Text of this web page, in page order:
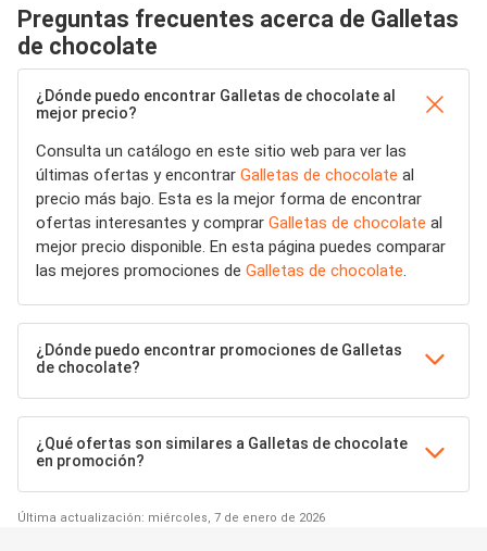
Preguntas frecuentes acerca de Galletas
de chocolate
¿Dónde puedo encontrar Galletas de chocolate al
mejor precio?
Consulta un catálogo en este sitio web para ver las
últimas ofertas y encontrar Galletas de chocolate al
precio más bajo. Esta es la mejor forma de encontrar
ofertas interesantes y comprar Galletas de chocolate al
mejor precio disponible. En esta página puedes comparar
las mejores promociones de Galletas de chocolate
¿Dónde puedo encontrar promociones de Galletas
de chocolate?
¿Qué ofertas son similares a Galletas de chocolate
en promoción?
Última actualización: miércoles, 7 de enero de 2026